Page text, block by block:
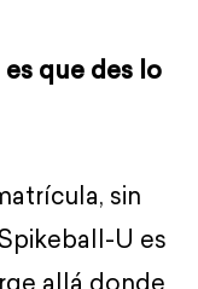
que des lo
sin
U es